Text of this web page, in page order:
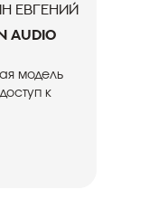
Евгений
Audio
модель
к